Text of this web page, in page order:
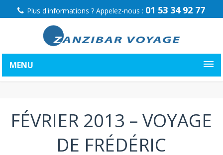
Plus d'informations ? Appelez-nous : 01 53 34 92 77
MENU
FÉVRIER 2013 – VOYAGE
DE FRÉDÉRIC